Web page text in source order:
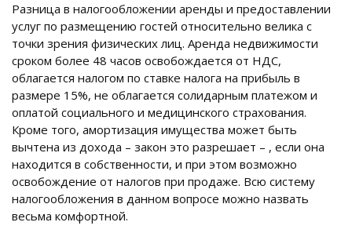
Разница в налогообложении аренды и предоставлении
услуг по размещению гостей относительно велика с
точки зрения физических лиц. Аренда недвижимости
сроком более 48 часов освобождается от НДС,
облагается налогом по ставке налога на прибыль в
размере 15%, не облагается солидарным платежом и
оплатой социального и медицинского страхования.
Кроме того, амортизация имущества может быть
вычтена из дохода – закон это разрешает – , если она
находится в собственности, и при этом возможно
освобождение от налогов при продаже. Всю систему
налогообложения в данном вопросе можно назвать
весьма комфортной.